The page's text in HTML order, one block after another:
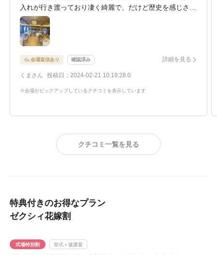
入れが行き渡っており凄く綺麗で、だけど歴史を感じさせ
るものも置いてあり魅力的でした。ゲストも挙式が始まる
までの間、リラックスして過ごしていただけると感じまし
た。
披露宴会場は雰囲気が良く、新郎新婦の席とゲストとの距
離も近くゲストが楽しめるようなイメージがしやすかった
です。目の前で作っている様子が拝見出来るようになって
おりそれも決め手の１つでした。
ス3着の計6着しか着れないのは少し残念でした。ですが
コーディネーターさんが凄く親身になって考えてくださり
会場返信あり 確認済み 詳細を見る
くまさん 投稿日：2024-02-21 10:19:28.0
※会場がピックアップしているクチコミを表示しています
クチコミ一覧を見る
特典付きのお得なプラン
ゼクシィ花嫁割
式場特別割 挙式＋披露宴